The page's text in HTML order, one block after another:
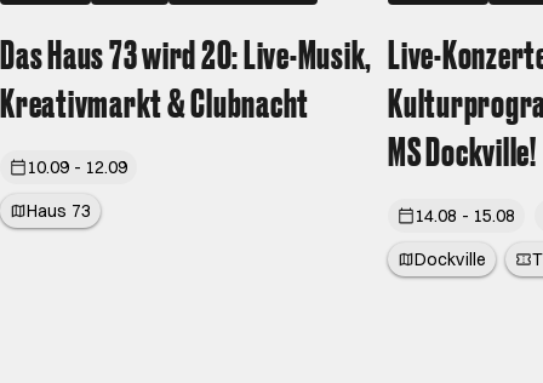
Das Haus 73 wird 20: Live-Musik,
Kreativmarkt & Clubnacht
10.09 - 12.09
Haus 73
Live-
MS Dockville!
14.08 - 15.08
Dockville